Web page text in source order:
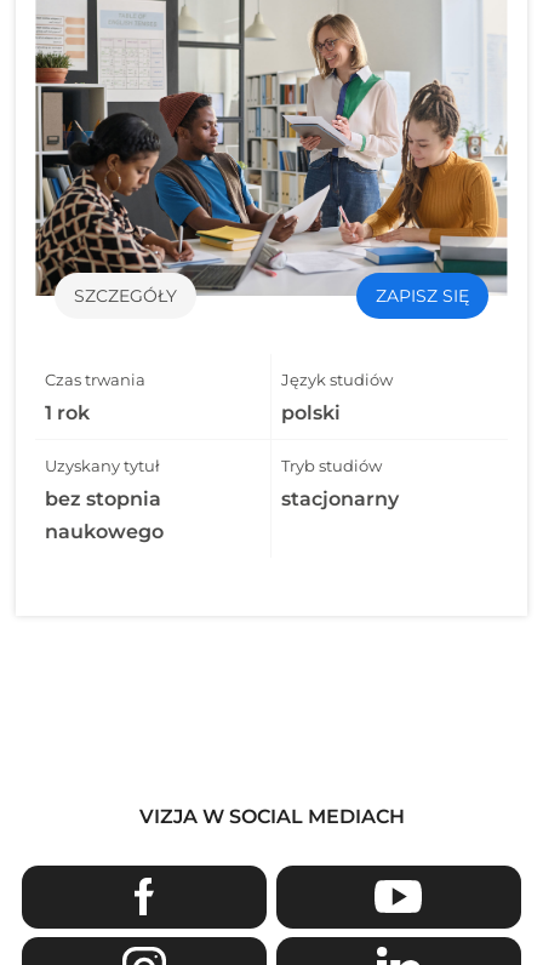
SZCZEGÓŁY ZAPISZ SIĘ
Czas trwania
1 rok
Język studiów
polski
Uzyskany tytuł
bez stopnia
naukowego
Tryb studiów
stacjonarny
VIZJA W SOCIAL MEDIACH